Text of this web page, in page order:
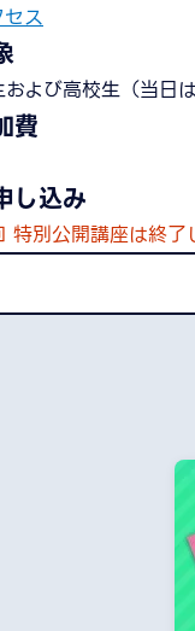
ス
よび高校生（当日
費
し込み
特別公開講座は終了